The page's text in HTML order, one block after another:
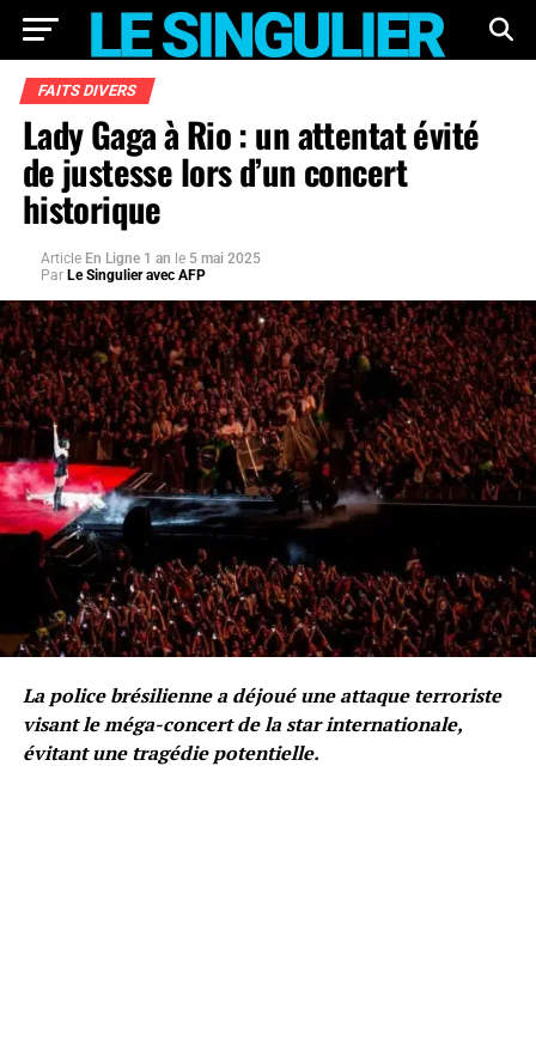
FAITS DIVERS
Lady Gaga à Rio : un attentat évité
de justesse lors d’un concert
historique
Article En Ligne 1 an le 5 mai 2025
Par Le Singulier avec AFP
La police brésilienne a déjoué une attaque terroriste
visant le méga-concert de la star internationale,
évitant une tragédie potentielle.